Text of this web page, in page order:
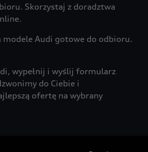
Skorzystaj z doradztwa
modele Audi gotowe do odbioru.
wypełnij i wyślij formularz
do Ciebie i
ofertę na wybrany